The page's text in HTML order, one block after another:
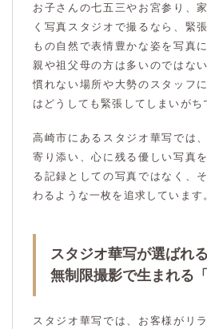
お子さんの七五三やお宮参り、
く写真スタジオで撮るなら、緊
もの自然で表情豊かな姿を写真
親や祖父母の方は多いのではな
慣れない場所や大勢のスタッフ
はどうしても緊張してしまいがち
高崎市にあるスタジオ華写では
寄り添い、心に残る優しい写真
る記録としての写真ではなく、
わるような一枚を追求しています
スタジオ華写が選ばれ
無制限撮影で生まれる
スタジオ華写では、お客様がリ